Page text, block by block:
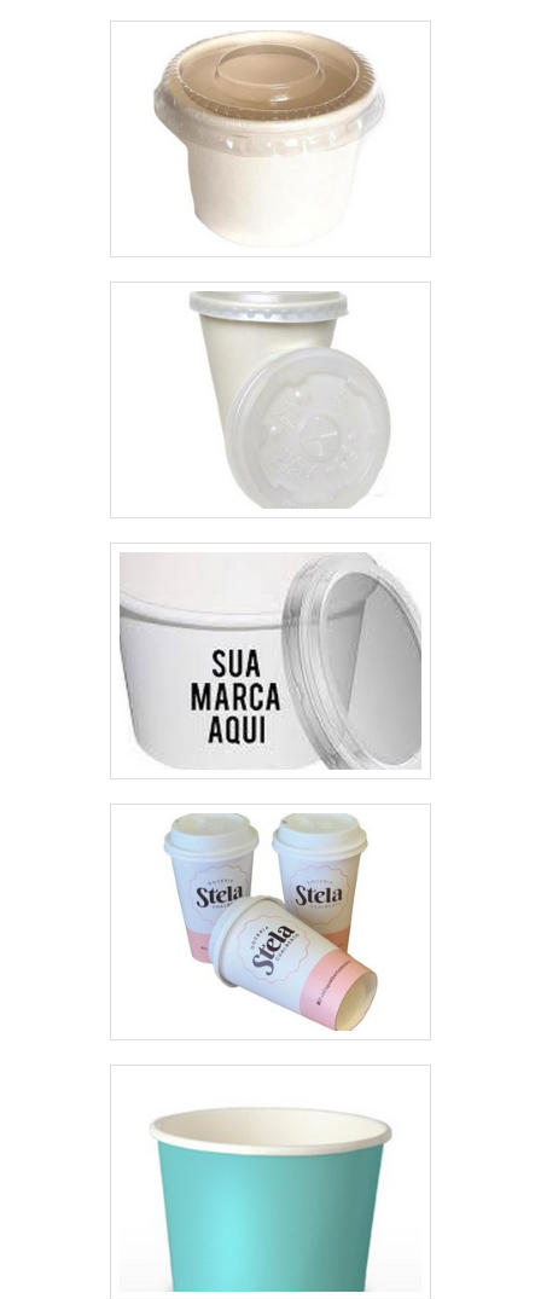
atividades; Sala de treinamento
com materiais sofisticados;
Equipamentos de última
geração. A EMPRESA MAIS
QUALIFICADA DO
SEGMENTOSomente na
Plásticos Araken sempre tem a
solução mais buscada na área
de fábrica de sacos de
polietileno. É possível encontrar
itens variados com tecnologia de
ponta, como cobertura para
cadáveres e saco para
acondicionamento de resíduos
tóxicos.Isso se deve ao fato de a
empresa ser uma empresa
comprometida com seus serviços
e uma empresa que preza pela
segurança, qualificações
possíveis pelo fato de a empresa
possuir escritório de alta
qualidade onde são realizadas as
atividades e biblioteca técnica de
apoio. Tudo isso, somado a uma
equipe multidisciplinar de
profissionais qualificados,
garante a melhor experiência
para os clientes com qualidade.